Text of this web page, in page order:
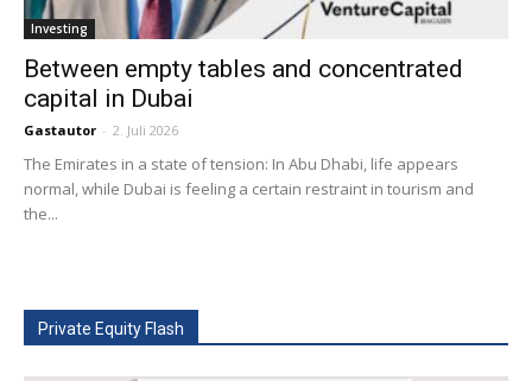
Investing
Between­ empty tables and concentrated
capital in Dubai
Gastautor - 2. Juli 2026
The Emirates in a state of tension: In Abu ­Dhabi, life appears
normal, while Dubai is feeling a certain restraint in tourism and
the...
Private Equity Flash